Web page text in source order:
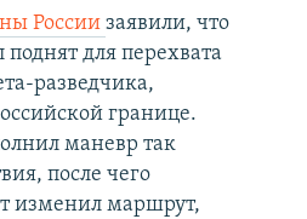
России заявили, что
для перехвата
разведчика,
границе.
маневр так
после чего
изменил маршрут,